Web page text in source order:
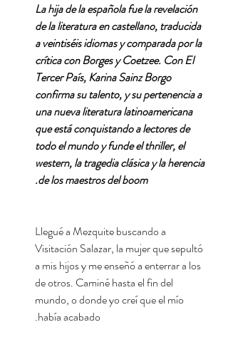
La hija de la española fue la revelación
de la literatura en castellano, traducida
a veintiséis idiomas y comparada por la
crítica con Borges y Coetzee. Con El
Tercer País, Karina Sainz Borgo
confirma su talento, y su pertenencia a
una nueva literatura latinoamericana
que está conquistando a lectores de
todo el mundo y funde el thriller, el
western, la tragedia clásica y la herencia
de los maestros del boom.
Llegué a Mezquite buscando a
Visitación Salazar, la mujer que sepultó
a mis hijos y me enseñó a enterrar a los
de otros. Caminé hasta el fin del
mundo, o donde yo creí que el mío
había acabado.